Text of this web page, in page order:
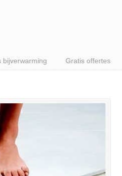
bijverwarming Gratis offertes